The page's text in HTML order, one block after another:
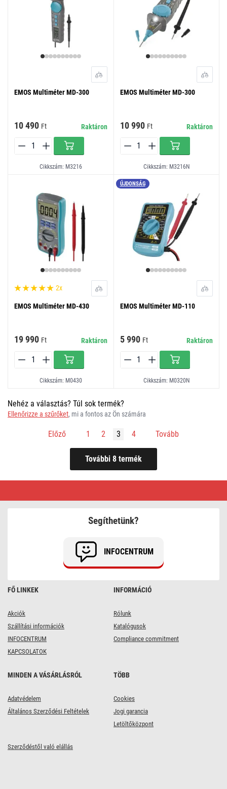
EMOS Multiméter MD-300
10 490 Ft Raktáron
Cikkszám: M3216
EMOS Multiméter MD-300
10 990 Ft Raktáron
Cikkszám: M3216N
2x
EMOS Multiméter MD-430
19 990 Ft Raktáron
Cikkszám: M0430
ÚJDONSÁG
EMOS Multiméter MD-110
5 990 Ft Raktáron
Cikkszám: M0320N
Nehéz a választás? Túl sok termék?
Ellenőrizze a szűrőket, mi a fontos az Ön számára
Előző 1 2 3 4 Tovább
FŐ LINKEK
Akciók
Szállítási információk
INFOCENTRUM
KAPCSOLATOK
INFORMÁCIÓ
Rólunk
Katalógusok
Compliance commitment
MINDEN A VÁSÁRLÁSRÓL
Adatvédelem
Általános Szerződési Feltételek
TÖBB
Cookies
Jogi garancia
Letöltőközpont
Szerződéstől való elállás
Segíthetünk?
INFOCENTRUM